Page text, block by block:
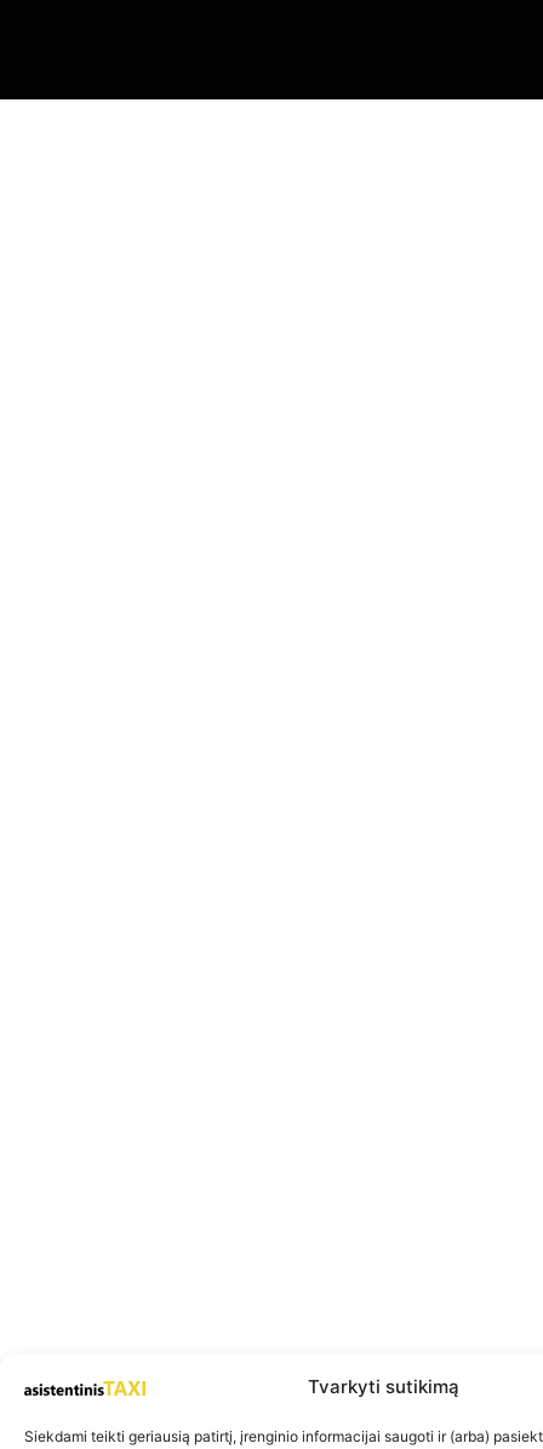
Tvarkyti sutikimą
Siekdami teikti geriausią patirtį, įrenginio informacijai saugoti ir (arba)